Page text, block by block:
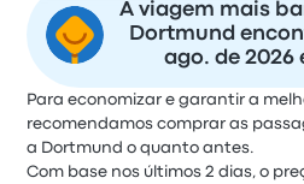
A viagem mais
Dortmund
ago. de 2026
Para economizar e garantir a
recomendamos comprar as
a Dortmund o quanto antes.
Com base nos últimos 2 dias, o